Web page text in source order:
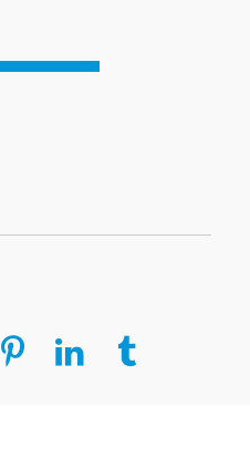
Compartir en Pinterest Compartir en Linkedin Compartir en Tumblr